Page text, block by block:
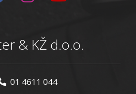
& KŽ d.o.o.
01 4611 044